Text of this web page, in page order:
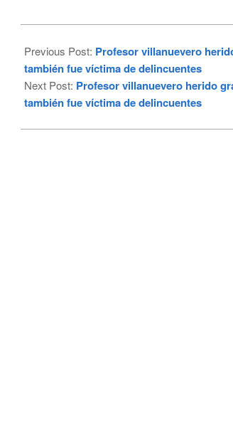
03-
06
Previous Post: Profesor villanuevero
también fue víctima de delincuentes
Next Post: Profesor villanuevero herido
también fue víctima de delincuentes